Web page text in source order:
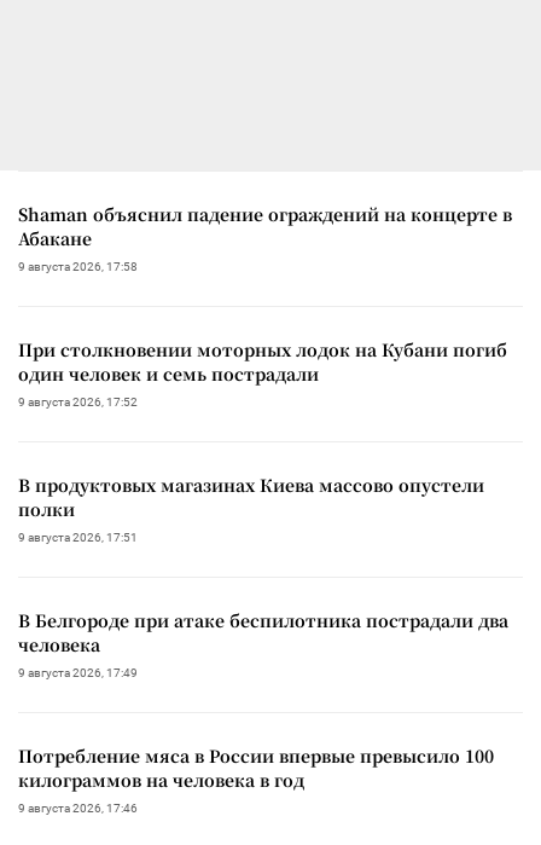
Shaman объяснил падение ограждений на концерте в
Абакане
9 августа 2026, 17:58
При столкновении моторных лодок на Кубани погиб
один человек и семь пострадали
9 августа 2026, 17:52
В продуктовых магазинах Киева массово опустели
полки
9 августа 2026, 17:51
В Белгороде при атаке беспилотника пострадали два
человека
9 августа 2026, 17:49
Потребление мяса в России впервые превысило 100
килограммов на человека в год
9 августа 2026, 17:46